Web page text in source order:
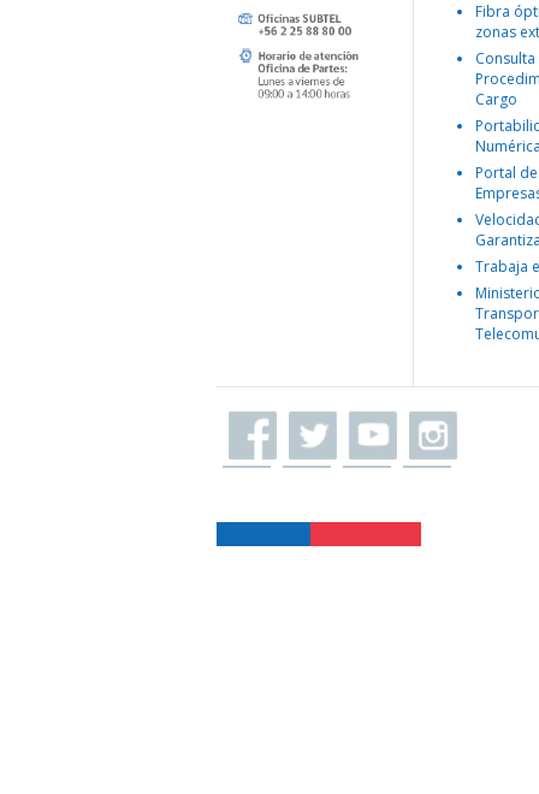
Fibra
zonas
Consulta
Cargo
Portal
Trabaja